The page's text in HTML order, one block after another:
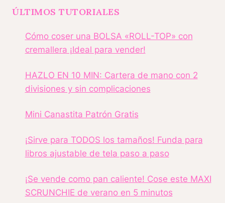
ÚLTIMOS TUTORIALES
Cómo coser una BOLSA «ROLL-TOP» con
cremallera ¡Ideal para vender!
HAZLO EN 10 MIN: Cartera de mano con 2
divisiones y sin complicaciones
Mini Canastita Patrón Gratis
¡Sirve para TODOS los tamaños! Funda para
libros ajustable de tela paso a paso
¡Se vende como pan caliente! Cose este MAXI
SCRUNCHIE de verano en 5 minutos